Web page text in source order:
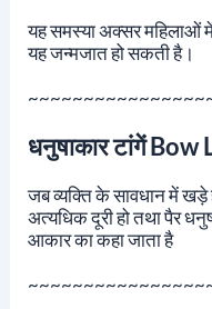
यह समस्या अक्सर महिलाओं
यह जन्मजात हो सकती है।
धनुषाकार टांगें Bow
जब व्यक्ति के सावधान में खड़े
अत्यधिक दूरी हो तथा पैर
आकार का कहा जाता है